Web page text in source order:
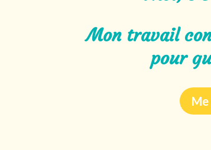
Mon travail
pour